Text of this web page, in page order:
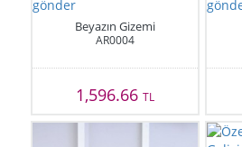
Beyazın Gizemi
AR0004
1,596.66TL